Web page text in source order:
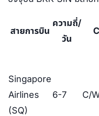
สายการบิน
ความถี่/
วัน
Singapore
Airlines
(SQ)
6-7 C/